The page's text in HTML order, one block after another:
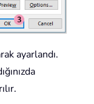
ayarlandı.